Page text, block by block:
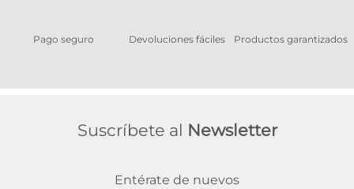
Pago seguro Devoluciones fáciles Productos garantizados
Suscríbete al Newsletter
Entérate de nuevos